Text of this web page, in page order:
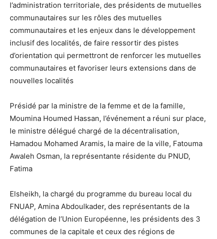
l’administration territoriale, des présidents de mutuelles
communautaires sur les rôles des mutuelles
communautaires et les enjeux dans le développement
inclusif des localités, de faire ressortir des pistes
d’orientation qui permettront de renforcer les mutuelles
communautaires et favoriser leurs extensions dans de
nouvelles localités
Présidé par la ministre de la femme et de la famille,
Moumina Houmed Hassan, l’événement a réuni sur place,
le ministre délégué chargé de la décentralisation,
Hamadou Mohamed Aramis, la maire de la ville, Fatouma
Awaleh Osman, la représentante résidente du PNUD,
Fatima
Elsheikh, la chargé du programme du bureau local du
FNUAP, Amina Abdoulkader, des représentants de la
délégation de l’Union Européenne, les présidents des 3
communes de la capitale et ceux des régions de